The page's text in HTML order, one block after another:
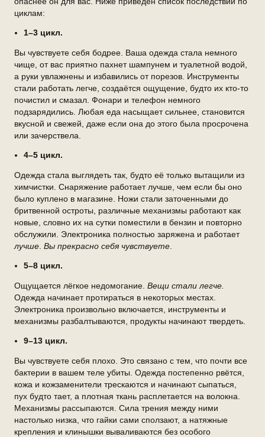
циклам:
1–3 цикл.
Вы чувствуете себя бодрее. Ваша одежда стала немного
чище, от вас приятно пахнет шампунем и туалетной водой,
а руки увлажнены и избавились от порезов. Инструменты
стали работать легче, создаётся ощущение, будто их кто-то
почистил и смазал. Фонари и телефон немного
подзарядились. Любая еда насыщает сильнее, становится
вкусной и свежей, даже если она до этого была просрочена
или зачерствела.
4–5 цикл.
Одежда стала выглядеть так, будто её только вытащили из
химчистки. Снаряжение работает лучше, чем если бы оно
было куплено в магазине. Ножи стали заточенными до
бритвенной остроты, различные механизмы работают как
новые, словно их на сутки поместили в бензин и повторно
обслужили. Электроника полностью заряжена и работает
лучше Вы прекрасно себя чувствуете
5–8 цикл.
Ощущается лёгкое недомогание. Вещи стали легче.
Одежда начинает протираться в некоторых местах.
Электроника произвольно включается, инструменты и
механизмы разбалтываются, продукты начинают твердеть.
9–13 цикл.
Вы чувствуете себя плохо. Это связано с тем, что почти все
бактерии в вашем теле убиты. Одежда постепенно рвётся,
кожа и кожзаменители трескаются и начинают сыпаться,
пух будто тает, а плотная ткань расплетается на волокна.
Механизмы рассыпаются. Сила трения между ними
настолько низка, что гайки сами сползают, а натяжные
крепления и клинышки вываливаются без особого